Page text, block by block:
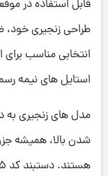
قابل استفاده در
طراحی زنجیری خود،
انتخابی مناسب برای
استایل های نیمه
مدل های زنجیری به
شدن بالا، همیشه